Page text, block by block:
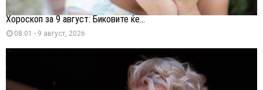
Хороскоп за 9 август: Биковите ќе...
08:01 - 9 август, 2026